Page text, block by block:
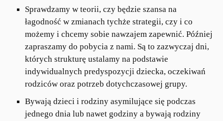
Sprawdzamy w teorii, czy będzie szansa na
łagodność w zmianach tychże strategii, czy i co
możemy i chcemy sobie nawzajem zapewnić. Później
zapraszamy do pobycia z nami. Są to zazwyczaj dni,
których strukturę ustalamy na podstawie
indywidualnych predyspozycji dziecka, oczekiwań
rodziców oraz potrzeb dotychczasowej grupy.
Bywają dzieci i rodziny asymilujące się podczas
jednego dnia lub nawet godziny a bywają rodziny